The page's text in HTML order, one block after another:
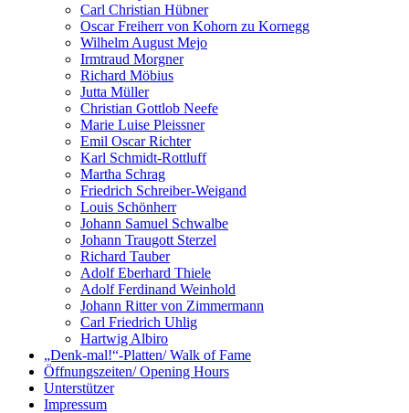
Carl Christian Hübner
Oscar Freiherr von Kohorn zu Kornegg
Wilhelm August Mejo
Irmtraud Morgner
Richard Möbius
Jutta Müller
Christian Gottlob Neefe
Marie Luise Pleissner
Emil Oscar Richter
Karl Schmidt-Rottluff
Martha Schrag
Friedrich Schreiber-Weigand
Louis Schönherr
Johann Samuel Schwalbe
Johann Traugott Sterzel
Richard Tauber
Adolf Eberhard Thiele
Adolf Ferdinand Weinhold
Johann Ritter von Zimmermann
Carl Friedrich Uhlig
Hartwig Albiro
„Denk-mal!“-Platten/ Walk of Fame
Öffnungszeiten/ Opening Hours
Unterstützer
Impressum